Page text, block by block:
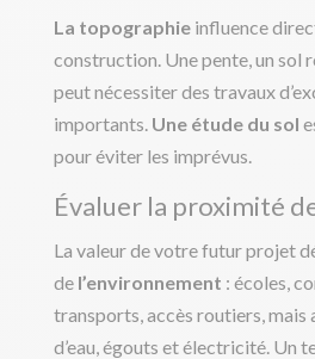
La topographie influence
construction. Une pente, un sol
peut nécessiter des travaux
importants. Une étude du sol
pour éviter les imprévus.
Évaluer la proximité
La valeur de votre futur projet
de l’environnement : écoles,
transports, accès routiers, mais
d’eau, égouts et électricité. Un